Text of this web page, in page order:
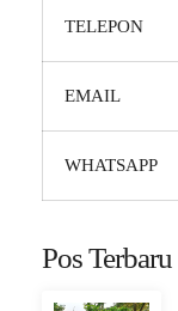
TELEPON
EMAIL
WHATSAPP
Pos Terbaru